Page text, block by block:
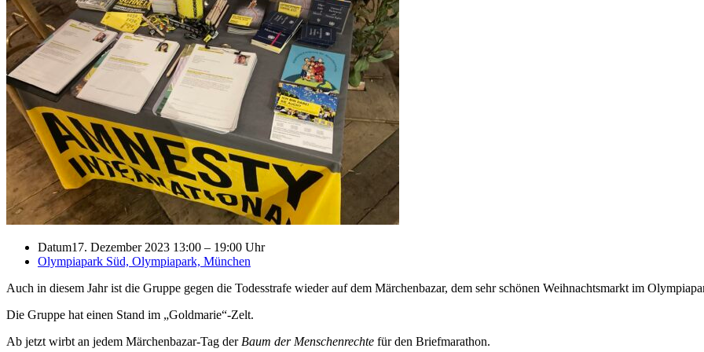
Datum17. Dezember 2023 13:00 – 19:00 Uhr
Olympiapark Süd, Olympiapark, München
Auch in diesem Jahr ist die Gruppe gegen die Todesstrafe wieder auf dem Märchenbazar, dem sehr schönen Weihnachtsmarkt im
Die Gruppe hat einen Stand im „Goldmarie“-Zelt.
Ab jetzt wirbt an jedem Märchenbazar-Tag der Baum der Menschenrechte für den Briefmarathon.